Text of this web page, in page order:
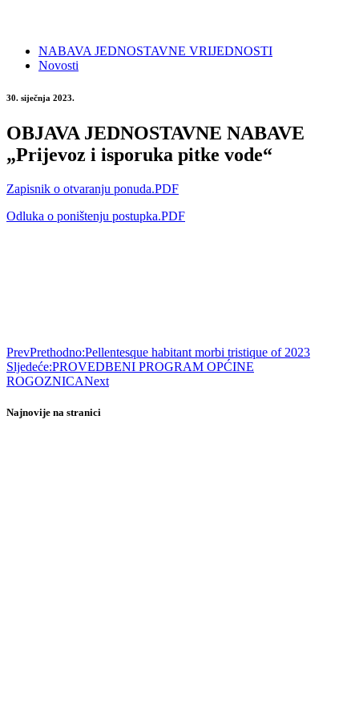
NABAVA JEDNOSTAVNE VRIJEDNOSTI
Novosti
30. siječnja 2023.
OBJAVA JEDNOSTAVNE NABAVE
„Prijevoz i isporuka pitke vode“
Zapisnik o otvaranju ponuda.PDF
Odluka o poništenju postupka.PDF
PrevPrethodno:Pellentesque habitant morbi tristique of 2023
Sljedeće:PROVEDBENI PROGRAM OPĆINE
ROGOZNICANext
Najnovije na stranici